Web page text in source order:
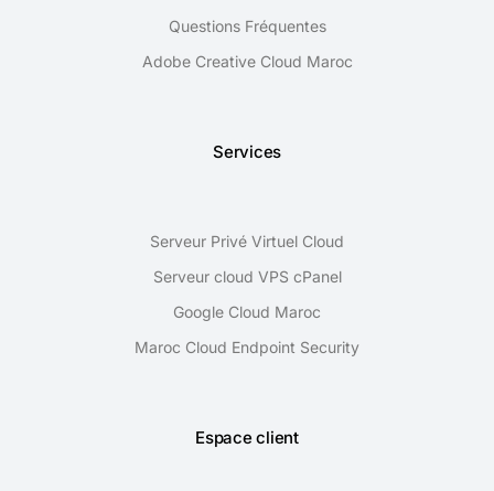
Questions Fréquentes
Adobe Creative Cloud Maroc
Services
Serveur Privé Virtuel Cloud
Serveur cloud VPS cPanel
Google Cloud Maroc
Maroc Cloud Endpoint Security
Espace client